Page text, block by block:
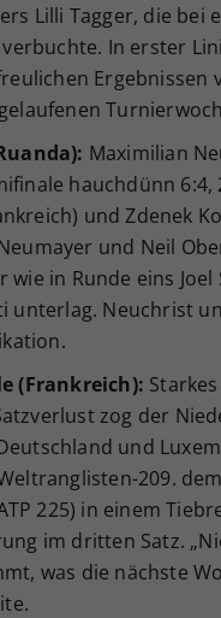
Lilli Tagger, die bei
In erster
Ergebnissen
Maximilian
hauchdünn 6:4,
und Zdenek
und Neil
in Runde eins
unterlag. Neuchrist
(Frankreich):
zog der
und
209.
225) in einem
im dritten Satz.
was die nächste